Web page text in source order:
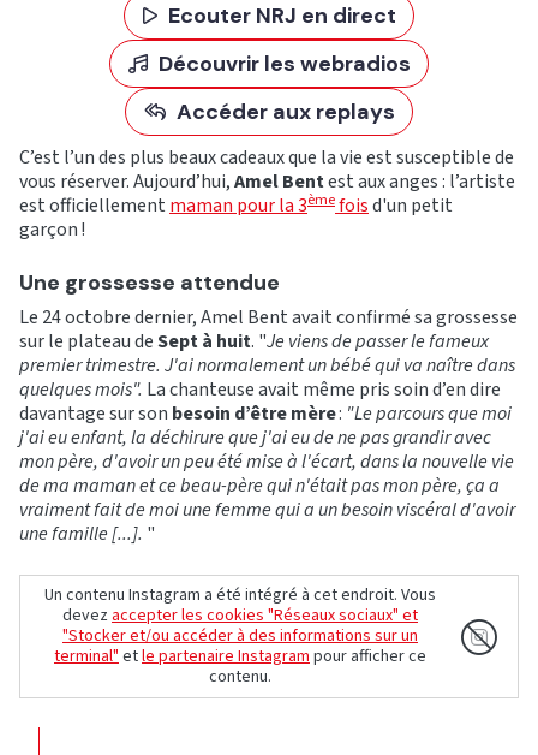
Ecouter NRJ en direct
Découvrir les webradios
Accéder aux replays
C’est l’un des plus beaux cadeaux que la vie est susceptible de
vous réserver. Aujourd’hui,Amel Bentest aux anges : l’artiste
est officiellement maman pour la 3èmefoisd'un petit
garçon !
Une grossesse attendue
Le 24 octobre dernier, Amel Bent avait confirmé sa grossesse
sur le plateau deSept à huit. "Je viens de passer le fameux
premier trimestre. J'ai normalement un bébé qui va naître dans
quelques mois". La chanteuse avait même pris soin d’en dire
davantage sur son besoin d’être mère: "Le parcours que moi
j'ai eu enfant, la déchirure que j'ai eu de ne pas grandir avec
mon père, d'avoir un peu été mise à l'écart, dans la nouvelle vie
de ma maman et ce beau-père qui n'était pas mon père, ça a
vraiment fait de moi une femme qui a un besoin viscéral d'avoir
une famille[...]. "
Un contenu Instagram a été intégré à cet endroit. Vous
devezaccepter les cookies "Réseaux sociaux" et
"Stocker et/ou accéder à des informations sur un
terminal"etle partenaire Instagrampour afficher ce
contenu.